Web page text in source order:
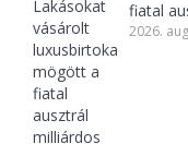
fiatal
2026.